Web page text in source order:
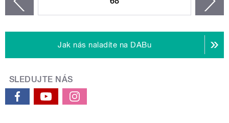
Jak nás naladíte na DABu
SLEDUJTE NÁS